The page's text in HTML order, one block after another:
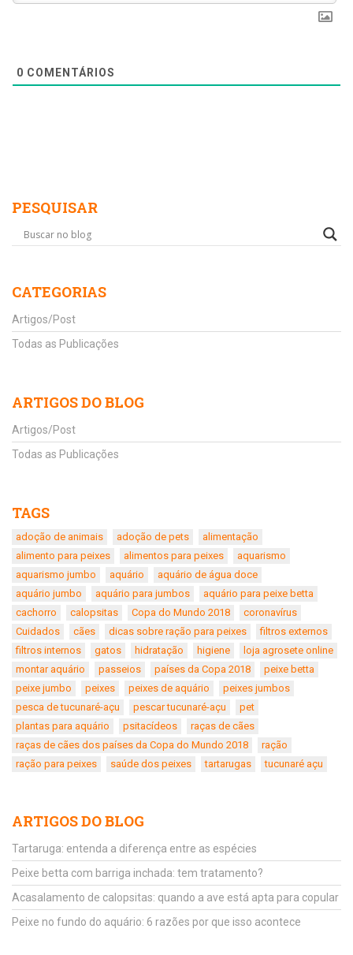
0 COMENTÁRIOS
PESQUISAR
CATEGORIAS
Artigos/Post
Todas as Publicações
ARTIGOS DO BLOG
Artigos/Post
Todas as Publicações
TAGS
adoção de animais adoção de pets
alimentação
alimento para peixes
alimentos para peixes
aquarismo
aquarismo jumbo
aquário
aquário de água doce
aquário jumbo
aquário para jumbos
aquário para peixe betta
cachorro
calopsitas Copa do Mundo 2018
coronavírus
Cuidados
cães dicas sobre ração para peixes
filtros externos
filtros internos
gatos hidratação higiene
loja agrosete online
montar aquário
passeios países da Copa 2018
peixe betta
peixe jumbo
peixes peixes de aquário
peixes jumbos
pesca de tucunaré-açu
pescar tucunaré-açu
pet
plantas para aquário
psitacídeos
raças de cães
raças de cães dos países da Copa do Mundo 2018
ração
ração para peixes
saúde dos peixes tartarugas tucunaré açu
ARTIGOS DO BLOG
Tartaruga: entenda a diferença entre as espécies
Peixe betta com barriga inchada: tem tratamento?
Acasalamento de calopsitas: quando a ave está apta para copular
Peixe no fundo do aquário: 6 razões por que isso acontece